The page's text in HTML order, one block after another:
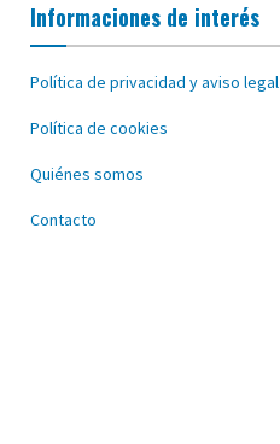
Informaciones de interés
Política de privacidad y aviso legal
Política de cookies
Quiénes somos
Contacto